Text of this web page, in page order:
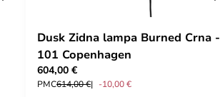
Dusk Zidna lampa Burned Crna -
101 Copenhagen
604,00 €
PMC614,00 € -10,00 €